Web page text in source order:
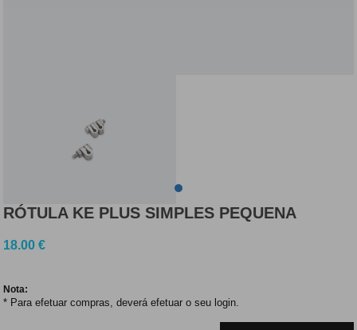
RÓTULA KE PLUS SIMPLES PEQUENA
18.00 €
Nota:
* Para efetuar compras, deverá efetuar o seu login.